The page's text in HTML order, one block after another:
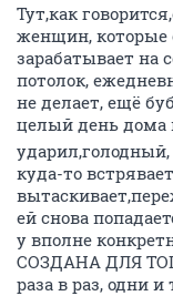
Тут,как
женщин, которые
зарабатывает на
потолок,
не делает, ещё
целый день дома
куда-то
ей снова
у вполне
СОЗДАНА ДЛЯ
раза в раз, одни и